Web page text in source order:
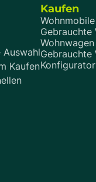
Auswahl
Kaufen
Kaufen
Wohnmobile
Gebrauchte
Wohnwagen
Gebrauchte
Konfigurator